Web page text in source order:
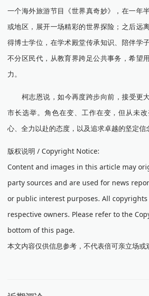
一个海外旅游节目《世界真奇妙》，在一年
或地区，展开一场精彩的世界探险；之后远
得博士学位，在学术殿堂传承知识、陪伴学
不分区民代，从教育界跨足公共事务，希望
力。
柯志恩说，如今再度跨步向前，接受更
市长选举。角色在变、工作在变，但从未
心、全力以赴的态度，以及追求卓越的坚定信
版权说明 / Copyright Notice:
Content and images in this article may
party sources and are used for news
or public interest purposes. All
respective owners. Please refer to the
bottom of this page.
本文内容仅供信息参考，不代表倍可亲立场或